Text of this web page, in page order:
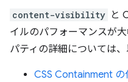
content-visibility と
イルのパフォーマンスが
パティの詳細については、
CSS Containment の